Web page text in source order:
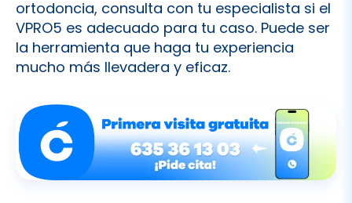
ortodoncia, consulta con tu especialista si el
VPRO5 es adecuado para tu caso. Puede ser
la herramienta que haga tu experiencia
mucho más llevadera y eficaz.